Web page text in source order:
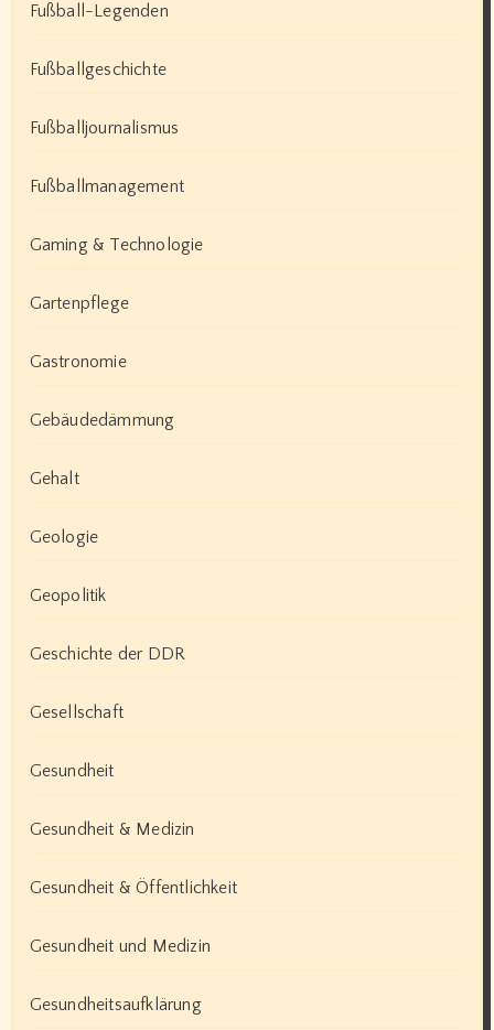
Fußball-Legenden
Fußballgeschichte
Fußballjournalismus
Fußballmanagement
Gaming & Technologie
Gartenpflege
Gastronomie
Gebäudedämmung
Gehalt
Geologie
Geopolitik
Geschichte der DDR
Gesellschaft
Gesundheit
Gesundheit & Medizin
Gesundheit & Öffentlichkeit
Gesundheit und Medizin
Gesundheitsaufklärung